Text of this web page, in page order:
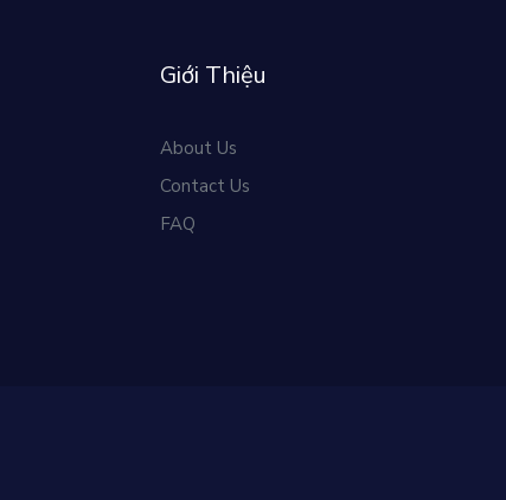
Giới Thiệu
About Us
Contact Us
FAQ